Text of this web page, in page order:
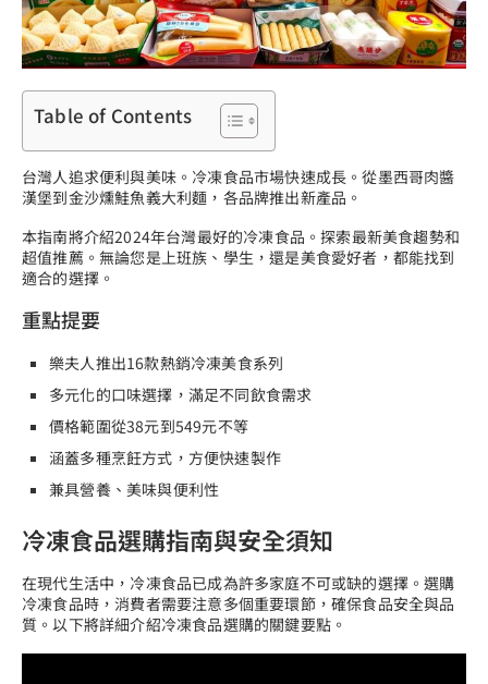
Table of Contents
台灣人追求便利與美味。冷凍食品市場快速成長。從墨西哥肉醬
漢堡到金沙燻鮭魚義大利麵，各品牌推出新產品。
本指南將介紹2024年台灣最好的冷凍食品。探索最新美食趨勢和
超值推薦。無論您是上班族、學生，還是美食愛好者，都能找到
適合的選擇。
重點提要
樂夫人推出16款熱銷冷凍美食系列
多元化的口味選擇，滿足不同飲食需求
價格範圍從38元到549元不等
涵蓋多種烹飪方式，方便快速製作
兼具營養、美味與便利性
冷凍食品選購指南與安全須知
在現代生活中，冷凍食品已成為許多家庭不可或缺的選擇。選購
冷凍食品時，消費者需要注意多個重要環節，確保食品安全與品
質。以下將詳細介紹冷凍食品選購的關鍵要點。